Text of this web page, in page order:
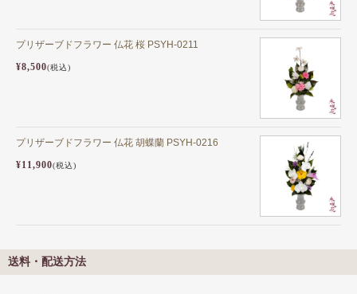
プリザーブドフラワー 仏花 桜 PSYH-0211
¥8,500(税込)
プリザーブドフラワー 仏花 胡蝶蘭 PSYH-0216
¥11,900(税込)
送料・配送方法